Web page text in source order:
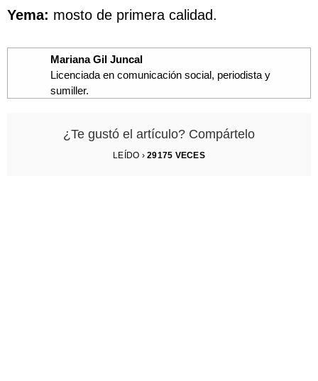
Yema: mosto de primera calidad.
Mariana Gil Juncal
Licenciada en comunicación social, periodista y
sumiller.
¿Te gustó el artículo? Compártelo
LEÍDO ›29175 VECES